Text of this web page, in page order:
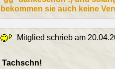
bekommen sie auch keine
Mitglied schrieb am
Tachschn!